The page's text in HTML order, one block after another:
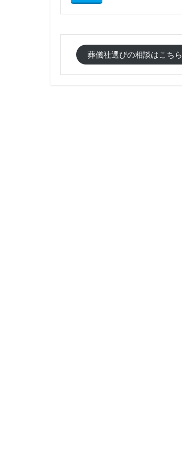
葬儀社選びの相談はこちら